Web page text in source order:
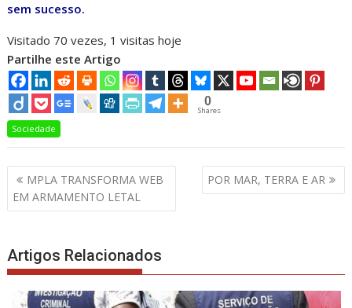
sem sucesso.
Visitado 70 vezes, 1 visitas hoje
Partilhe este Artigo
0
Shares
Sociedade
Navegação
de
artigos
MPLA TRANSFORMA WEB
EM ARMAMENTO LETAL
POR MAR, TERRA E AR
Artigos Relacionados